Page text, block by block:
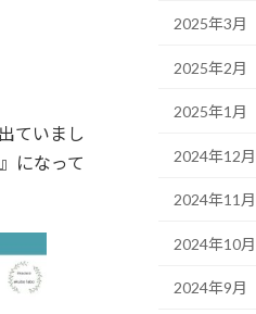
ていまし
になって
2025年3月
2025年2月
2025年1月
2024年12月
2024年11月
2024年10月
2024年9月